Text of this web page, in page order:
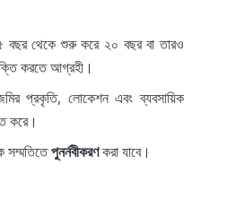
থেকে শুরু করে ২০ বছর বা তারও
করতে আগ্রহী।
জমির প্রকৃতি, লোকেশন এবং ব্যবসায়িক
করে।
সম্মতিতেপুনর্নবীকরণকরা যাবে।